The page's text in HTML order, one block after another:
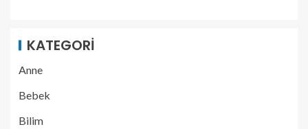
KATEGORI
Anne
Bebek
Bilim